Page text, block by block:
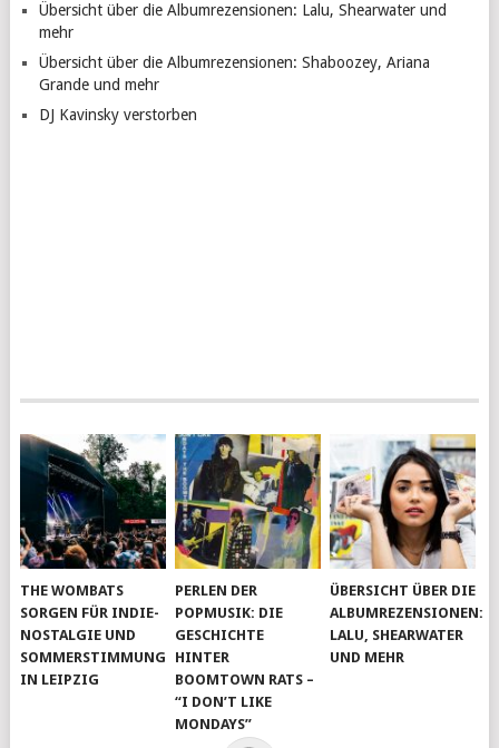
Übersicht über die Albumrezensionen: Lalu, Shearwater und
mehr
Übersicht über die Albumrezensionen: Shaboozey, Ariana
Grande und mehr
DJ Kavinsky verstorben
THE WOMBATS
SORGEN FÜR INDIE-
NOSTALGIE UND
SOMMERSTIMMUNG
IN LEIPZIG
PERLEN DER
POPMUSIK: DIE
GESCHICHTE
HINTER
BOOMTOWN RATS –
“I DON’T LIKE
MONDAYS”
ÜBERSICHT ÜBER DIE
ALBUMREZENSIONEN:
LALU, SHEARWATER
UND MEHR